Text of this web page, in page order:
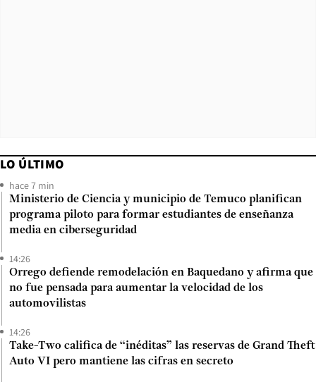
LO ÚLTIMO
hace 7 min
Ministerio de Ciencia y municipio de Temuco planifican
programa piloto para formar estudiantes de enseñanza
media en ciberseguridad
14:26
Orrego defiende remodelación en Baquedano y afirma que
no fue pensada para aumentar la velocidad de los
automovilistas
14:26
Take-Two califica de “inéditas” las reservas de Grand Theft
Auto VI pero mantiene las cifras en secreto